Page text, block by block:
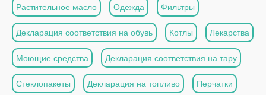
Растительное масло Одежда Фильтры
Декларация соответствия на обувь Котлы Лекарства
Моющие средства Декларация соответствия на тару
Стеклопакеты Декларация на топливо Перчатки